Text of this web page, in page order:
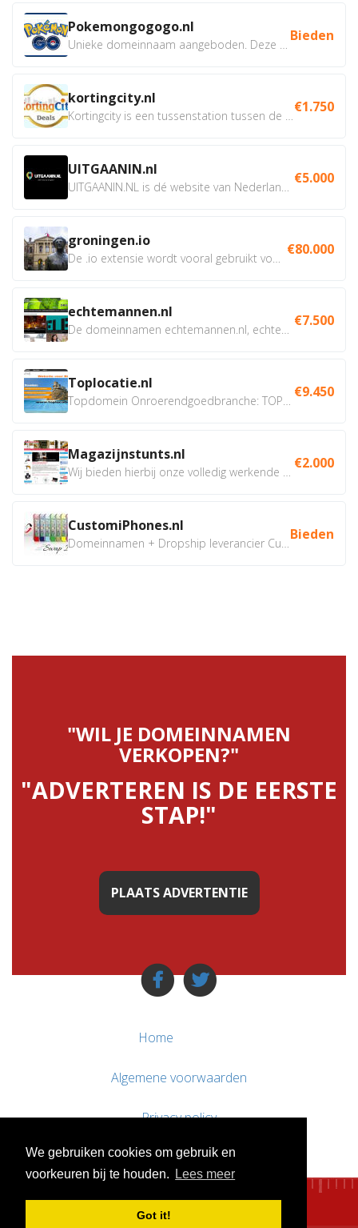
We gebruiken cookies om gebruik en
voorkeuren bij te houden.
Lees meer
Got it!
Pokemongogogo.nl Bieden
kortingcity.nl €1.750
UITGAANIN.nl €5.000
groningen.io €80.000
echtemannen.nl €7.500
Toplocatie.nl €9.450
Magazijnstunts.nl €2.000
CustomiPhones.nl Bieden
"WIL JE DOMEINNAMEN
VERKOPEN?"
"ADVERTEREN IS DE EERSTE
STAP!"
PLAATS ADVERTENTIE
Home
Algemene voorwaarden
Privacy policy
Contact / Support